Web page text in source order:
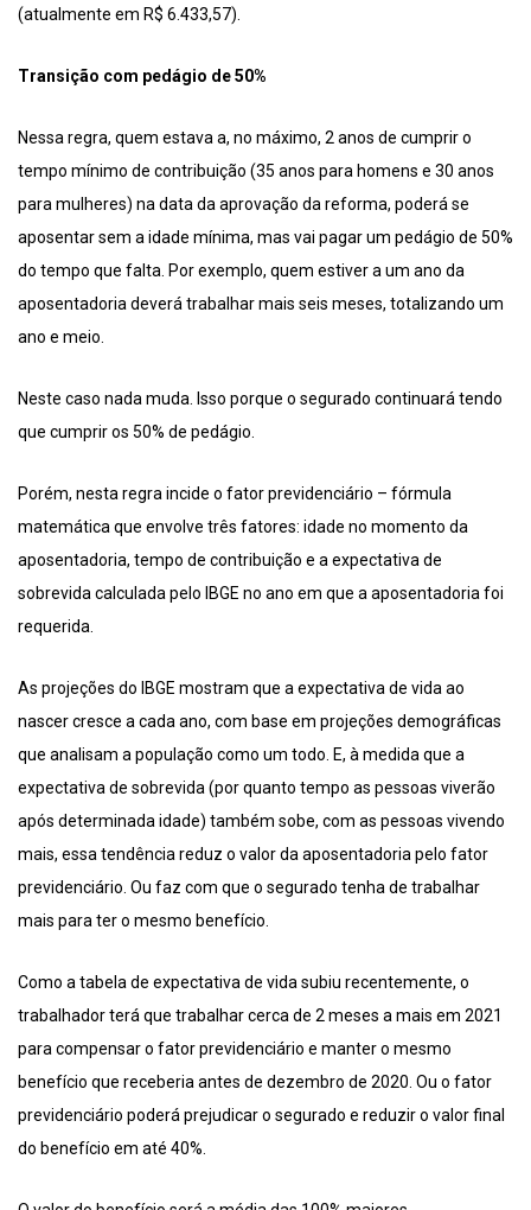
(atualmente em R$ 6.433,57).
Transição com pedágio de 50%
Nessa regra, quem estava a, no máximo, 2 anos de cumprir o
tempo mínimo de contribuição (35 anos para homens e 30 anos
para mulheres) na data da aprovação da reforma, poderá se
aposentar sem a idade mínima, mas vai pagar um pedágio de 50%
do tempo que falta. Por exemplo, quem estiver a um ano da
aposentadoria deverá trabalhar mais seis meses, totalizando um
ano e meio.
Neste caso nada muda. Isso porque o segurado continuará tendo
que cumprir os 50% de pedágio.
Porém, nesta regra incide o fator previdenciário – fórmula
matemática que envolve três fatores: idade no momento da
aposentadoria, tempo de contribuição e a expectativa de
sobrevida calculada pelo IBGE no ano em que a aposentadoria foi
requerida.
As projeções do IBGE mostram que a expectativa de vida ao
nascer cresce a cada ano, com base em projeções demográficas
que analisam a população como um todo. E, à medida que a
expectativa de sobrevida (por quanto tempo as pessoas viverão
após determinada idade) também sobe, com as pessoas vivendo
mais, essa tendência reduz o valor da aposentadoria pelo fator
previdenciário. Ou faz com que o segurado tenha de trabalhar
mais para ter o mesmo benefício.
Como a tabela de expectativa de vida subiu recentemente, o
trabalhador terá que trabalhar cerca de 2 meses a mais em 2021
para compensar o fator previdenciário e manter o mesmo
benefício que receberia antes de dezembro de 2020. Ou o fator
previdenciário poderá prejudicar o segurado e reduzir o valor final
do benefício em até 40%.